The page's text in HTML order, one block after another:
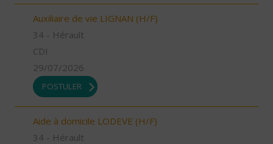
Auxiliaire de vie LIGNAN (H/F)
34 - Hérault
CDI
29/07/2026
POSTULER
Aide à domicile LODEVE (H/F)
34 - Hérault